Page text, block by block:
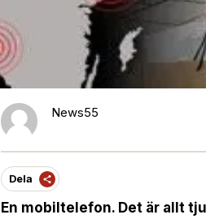
News55
Dela
En mobiltelefon. Det är allt